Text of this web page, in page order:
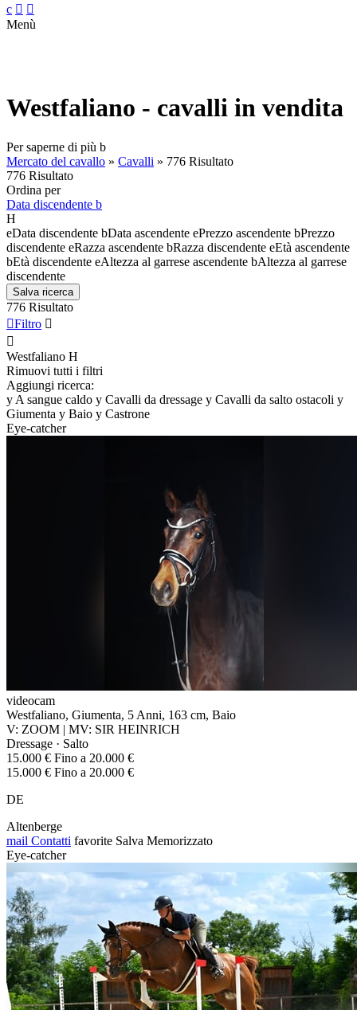
c  
Menù
Westfaliano - cavalli in vendita
Per saperne di più b
Mercato del cavallo » Cavalli » 776 Risultato
776 Risultato
Ordina per
Data discendente b
H
eData discendente bData ascendente ePrezzo ascendente bPrezzo
discendente eRazza ascendente bRazza discendente eEtà ascendente
bEtà discendente eAltezza al garrese ascendente bAltezza al garrese
discendente
Salva ricerca
776 Risultato
Filtro 

Westfaliano H
Rimuovi tutti i filtri
Aggiungi ricerca:
y A sangue caldo y Cavalli da dressage y Cavalli da salto ostacoli y
Giumenta y Baio y Castrone
Eye-catcher
videocam
Westfaliano, Giumenta, 5 Anni, 163 cm, Baio
V: ZOOM | MV: SIR HEINRICH
Dressage · Salto
15.000 € Fino a 20.000 €
15.000 € Fino a 20.000 €
DE
Altenberge
mail Contatti favorite Salva Memorizzato
Eye-catcher